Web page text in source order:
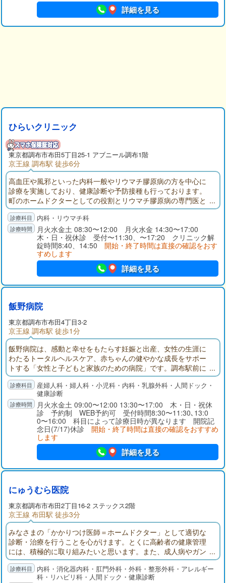
詳細を見る
ひらいクリニック
東京都調布市布田5丁目25-1 アブニール調布1階
京王線 調布駅 徒歩6分
高血圧や風邪といった内科一般やリウマチ膠原病の方を中心に
診療を実施しており、健康診断や予防接種も行っております。
町のホームドクターとしての役割とリウマチ膠原病の専門医と
しての役割を当院の2つの柱として考えております。人との触れ
合いを大切にして地域に愛されるクリニックを目指して参りま
す。
内科・リウマチ科
月火水金土 08:30〜12:00 月火水金 14:30〜17:00
木・日・祝休診 受付〜11:30、〜17:20 クリニック解
錠時間8:40、14:50 開始・終了時間は直接の確認をおす
すめします
詳細を見る
飯野病院
東京都調布市布田4丁目3-2
京王線 調布駅 徒歩1分
飯野病院は、感動と幸せをもたらす妊娠と出産、女性の生涯に
わたるトータルヘルスケア、赤ちゃんの健やかな成長をサポー
トする「女性と子どもと家族のための病院」です。調布駅前に
病院を開設して70年。すでに４万７千人を超える新しい命が誕
生しました。私たちはこれからも地域の医療と子育て支援を通
して、女性が自分らしく輝いて生きるためのお手伝いをさせて
いただきます。
産婦人科・婦人科・小児科・内科・乳腺外科・人間ドック・
健康診断
月火水金土 09:00〜12:00 13:30〜17:00 木・日・祝休
診 予約制 WEB予約可 受付時間8:30〜11:30､13:0
0〜16:00 科目によって診療日時が異なります 開院記
念日(7/17)休診 開始・終了時間は直接の確認をおすすめ
します
詳細を見る
にゅうむら医院
東京都調布市布田2丁目16-2 ステックス2階
京王線 布田駅 徒歩3分
みなさまの「かかりつけ医師＝ホームドクター」として適切な
診断・治療を行うことを心がけます。とくに高齢者の健康管理
には、積極的に取り組みたいと思います。また、成人病やガン
の早期発見、早期治療のため、各種の成人病検査、各種ガン検
診、定期健康診断をお勧めいたします。消化器疾患、リウマ
チ、アレルギー性疾患などでお悩みの方で漢方治療をご希望の
内科・消化器内科・肛門外科・外科・整形外科・アレルギー
科・リハビリ科・人間ドック・健康診断